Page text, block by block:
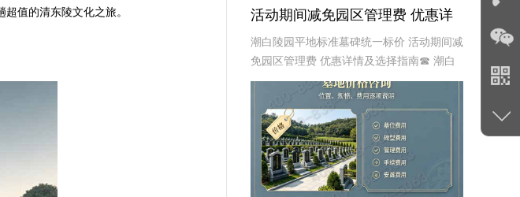
值的清东陵文化之旅。
活动期间减免园区管理费 优惠详
情及选择指南
潮白陵园平地标准墓碑统一标价 活动期间减
免园区管理费 优惠详情及选择指南☎ 潮白
陵园电话:400-838-5063在现代社会，人们
对身后事的安排越来越重视，墓碑作为逝者
最后的尊严象征，其选择和购买也